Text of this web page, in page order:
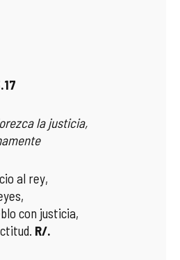
la justicia,
al rey,
con justicia,
R/.